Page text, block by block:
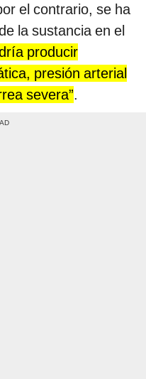
el contrario, se ha
la sustancia en el
producir
presión arterial
severa”.